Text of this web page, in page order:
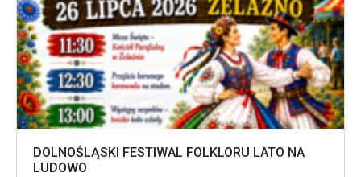
DOLNOŚLĄSKI FESTIWAL FOLKLORU LATO NA
LUDOWO